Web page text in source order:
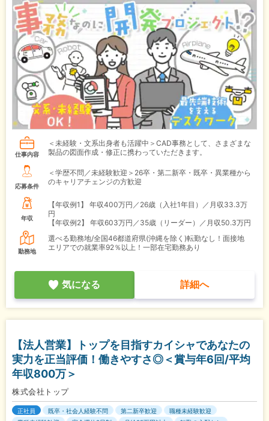
仕事内容
＜未経験・文系出身者も活躍中＞CAD事務として、さまざまな
製品の図面作成・修正に携わっていただきます。
応募条件
＜学歴不問／未経験歓迎＞26卒・第二新卒・既卒・異業種から
のキャリアチェンジの方歓迎
年収
【年収例1】
年収400万円／26歳（入社1年目）／月収33.3万
円
【年収例2】
年収603万円／35歳（リーダー）／月収50.3万円
勤務地
選べる勤務地/全国46都道府県(沖縄を除く)転勤なし！面接地
エリアでの就業率92％以上！一部在宅勤務あり
気になる 詳細へ
【法人営業】トップを目指すカイシャであなたの
実力を正当評価！働きやすさ◎＜賞与年6回/平均
年収800万＞
株式会社トップ
正社員 既卒・社会人経験不問 第二新卒歓迎
職種未経験歓迎